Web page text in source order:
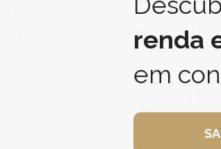
renda
em